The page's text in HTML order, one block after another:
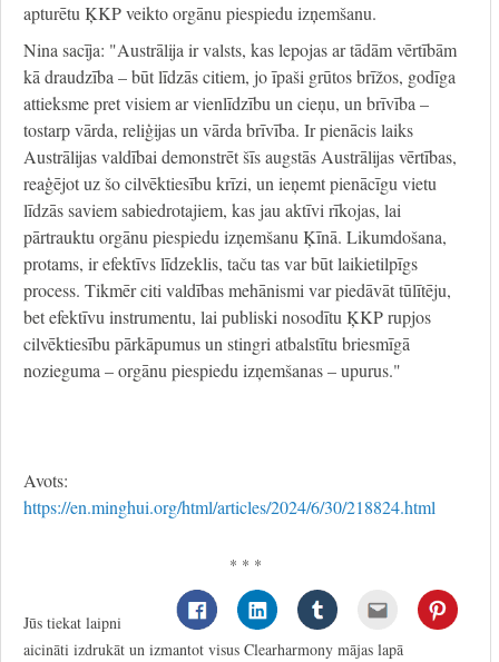
apturētu ĶKP veikto orgānu piespiedu izņemšanu.
Nina sacīja: "Austrālija ir valsts, kas lepojas ar tādām vērtībām
kā draudzība – būt līdzās citiem, jo īpaši grūtos brīžos, godīga
attieksme pret visiem ar vienlīdzību un cieņu, un brīvība –
tostarp vārda, reliģijas un vārda brīvība. Ir pienācis laiks
Austrālijas valdībai demonstrēt šīs augstās Austrālijas vērtības,
reaģējot uz šo cilvēktiesību krīzi, un ieņemt pienācīgu vietu
līdzās saviem sabiedrotajiem, kas jau aktīvi rīkojas, lai
pārtrauktu orgānu piespiedu izņemšanu Ķīnā. Likumdošana,
protams, ir efektīvs līdzeklis, taču tas var būt laikietilpīgs
process. Tikmēr citi valdības mehānismi var piedāvāt tūlītēju,
bet efektīvu instrumentu, lai publiski nosodītu ĶKP rupjos
cilvēktiesību pārkāpumus un stingri atbalstītu briesmīgā
nozieguma – orgānu piespiedu izņemšanas – upurus."
Avots:
https://en.minghui.org/html/articles/2024/6/30/218824.html
* * *
Jūs tiekat laipni
aicināti izdrukāt un izmantot visus Clearharmony mājas lapā